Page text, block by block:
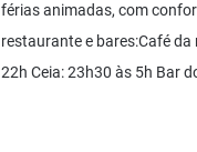
férias animadas, com
restaurante e bares:​ Café
22h Ceia: 23h30 às 5h Bar